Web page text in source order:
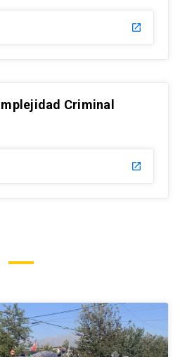
launch
Criminal
launch